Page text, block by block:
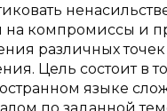
компромиссы и
различных
Цель состоит в
языке